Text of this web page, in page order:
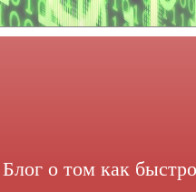
о том как